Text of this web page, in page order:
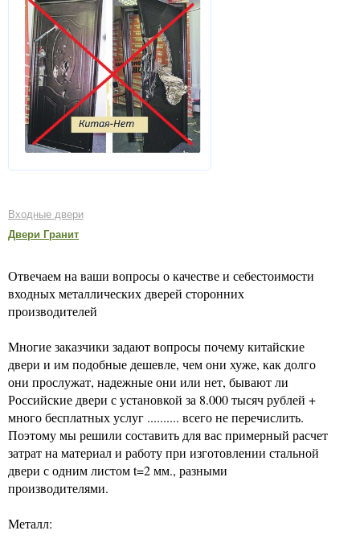
Входные двери
Двери Гранит
Отвечаем на ваши вопросы о качестве и себестоимости
входных металлических дверей сторонних
производителей
Многие заказчики задают вопросы почему китайские
двери и им подобные дешевле, чем они хуже, как долго
они прослужат, надежные они или нет, бывают ли
Российские двери с установкой за 8.000 тысяч рублей +
много бесплатных услуг .......... всего не перечислить.
Поэтому мы решили составить для вас примерный расчет
затрат на материал и работу при изготовлении стальной
двери с одним листом t=2 мм., разными
производителями.
Металл: